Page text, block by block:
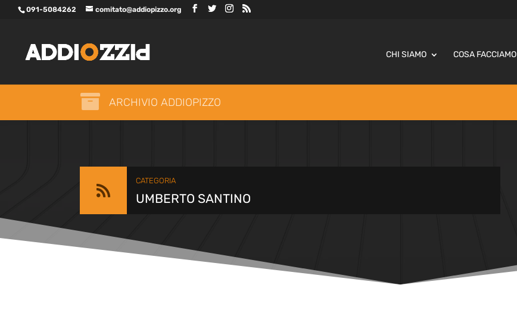
091-5084262 comitato@addiopizzo.org
CHI SIAMO COSA FACCIAMO
 ARCHIVIO ADDIOPIZZO

CATEGORIA
UMBERTO SANTINO